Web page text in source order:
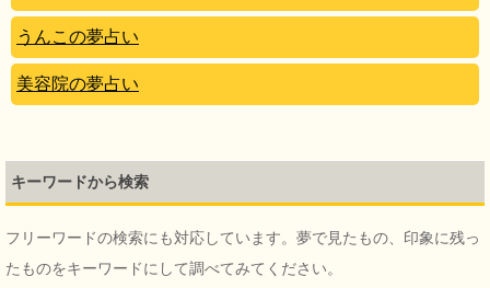
うんこの夢占い
美容院の夢占い
キーワードから検索
フリーワードの検索にも対応しています。夢で見たもの、印象に残っ
たものをキーワードにして調べてみてください。